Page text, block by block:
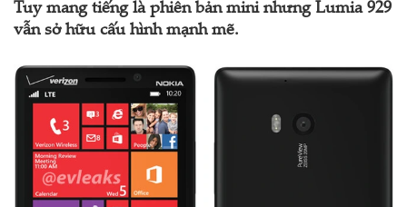
Tuy mang tiếng là phiên bản mini nhưng Lumia 929
vẫn sở hữu cấu hình mạnh mẽ.